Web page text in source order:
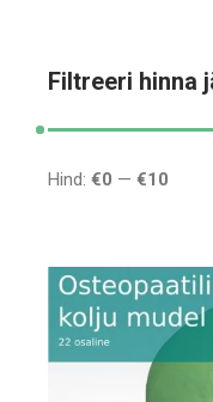
Filtreeri hinna
Hind:€0 —€10